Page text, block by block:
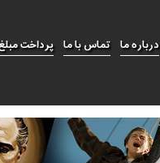
پرداخت تماس با ما درباره ما